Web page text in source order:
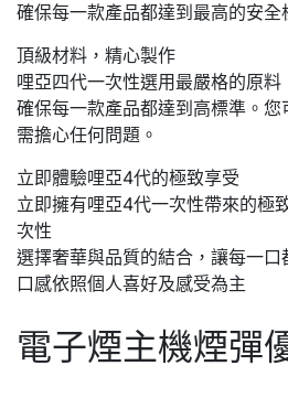
確保每一款產品都達到最高的安全
頂級材料，精心製作
哩亞四代一次性選用最嚴格的原
確保每一款產品都達到高標準。
需擔心任何問題。
立即體驗哩亞4代的極致享受
立即擁有哩亞4代一次性帶來的極
次性
選擇奢華與品質的結合，讓每一口
口感依照個人喜好及感受為主
電子煙主機煙彈